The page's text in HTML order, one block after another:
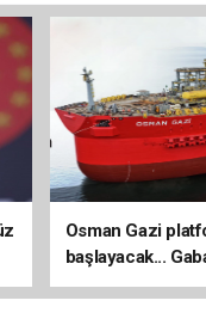
Osman Gazi
başlayacak...
üretimi 83 bin